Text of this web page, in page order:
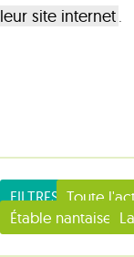
leur site internet.
FILTRES Toute
Étable nantaise